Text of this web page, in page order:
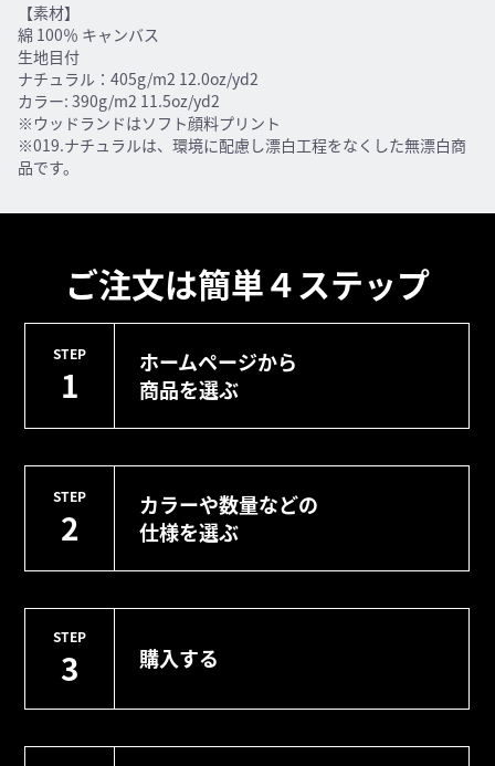
【素材】
綿 100％ キャンバス
生地目付
ナチュラル：405g/m2 12.0oz/yd2
カラー: 390g/m2 11.5oz/yd2
※ウッドランドはソフト顔料プリント
※019.ナチュラルは、環境に配慮し漂白工程をなくした無漂白商
品です。
ご注文は簡単４ステップ
STEP
1
ホームページから
商品を選ぶ
STEP
2
カラーや数量などの
仕様を選ぶ
STEP
3 購入する